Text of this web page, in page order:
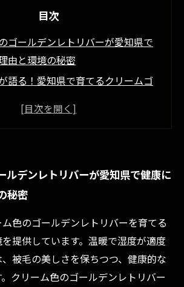
目次
ゴールデンレトリバーが愛知県で
由と環境の秘密
語る！愛知県で育てるクリームゴ
はのケア方法で輝くクリーム色の
験と未来への展望
すすめ！愛知県のブリーダーが教
ゴールデンの魅力ポイント
県で育てるクリーム色ゴールデン
すべてと信頼できるブリーダー選
ルデンレトリバーが愛知県で健康に
秘密
色のゴールデンレトリバーを育てる
提供しています。温暖で湿度が適度
被毛の美しさを保ちつつ、健康的な
クリーム色のゴールデンレトリバー